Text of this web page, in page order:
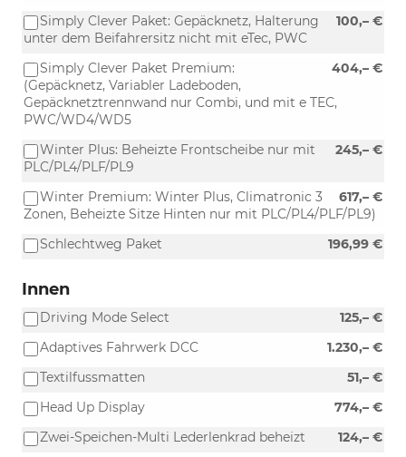
100,– €
Simply Clever Paket: Gepäcknetz, Halterung
unter dem Beifahrersitz nicht mit eTec, PWC
404,– €
Simply Clever Paket Premium:
(Gepäcknetz, Variabler Ladeboden,
Gepäcknetztrennwand nur Combi, und mit e TEC,
PWC/WD4/WD5
245,– €
Winter Plus: Beheizte Frontscheibe nur mit
PLC/PL4/PLF/PL9
617,– €
Winter Premium: Winter Plus, Climatronic 3
Zonen, Beheizte Sitze Hinten nur mit PLC/PL4/PLF/PL9)
196,99 €
Schlechtweg Paket
Innen
125,– €
Driving Mode Select
1.230,– €
Adaptives Fahrwerk DCC
51,– €
Textilfussmatten
774,– €
Head Up Display
124,– €
Zwei-Speichen-Multi Lederlenkrad beheizt